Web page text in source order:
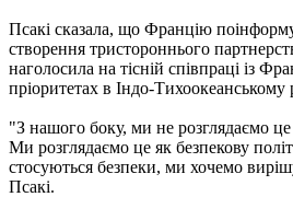
Псакі сказала, що Францію
створення тристороннього
наголосила на тісній співпраці із
пріоритетах в Індо-Тихоокеанському
"З нашого боку, ми не розглядаємо
Ми розглядаємо це як безпекову
стосуються безпеки, ми хочемо
Псакі.